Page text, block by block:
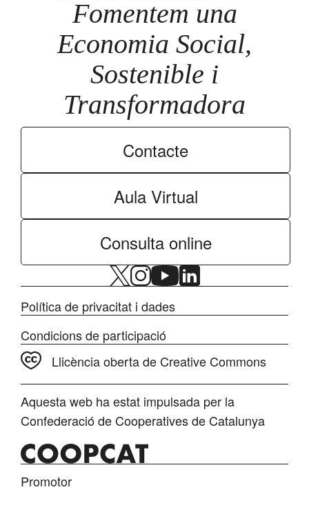
Fomentem una
Economia Social,
Sostenible i
Transformadora
Contacte
Aula Virtual
Consulta online
Política de privacitat i dades
Condicions de participació
Llicència oberta de Creative Commons
Aquesta web ha estat impulsada per la
Confederació de Cooperatives de Catalunya
Promotor